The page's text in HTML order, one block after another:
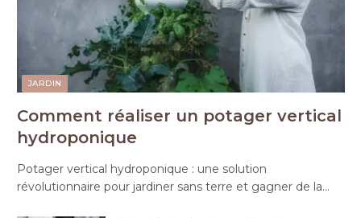
JARDIN
Comment réaliser un potager vertical
hydroponique
Potager vertical hydroponique : une solution
révolutionnaire pour jardiner sans terre et gagner de la…